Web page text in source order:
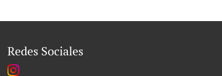
Redes Sociales